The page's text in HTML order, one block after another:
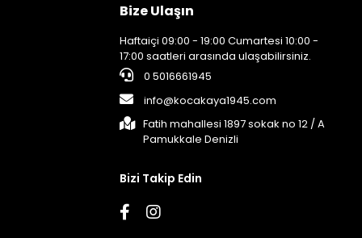
Bize Ulaşın
Haftaiçi 09:00 - 19:00 Cumartesi 10:00 -
17:00 saatleri arasında ulaşabilirsiniz.
0 5016661945
info@kocakaya1945.com
Fatih mahallesi 1897 sokak no 12 / A
Pamukkale Denizli
Bizi Takip Edin